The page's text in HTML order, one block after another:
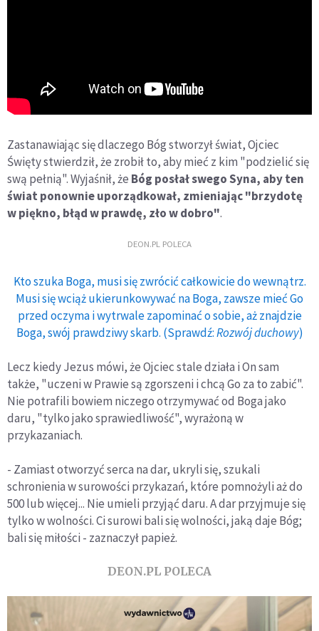
Zastanawiając się dlaczego Bóg stworzył świat, Ojciec
Święty stwierdził, że zrobił to, aby mieć z kim "podzielić się
swą pełnią". Wyjaśnił, że Bóg posłał swego Syna, aby ten
świat ponownie uporządkował, zmieniając "brzydotę
w piękno, błąd w prawdę, zło w dobro".
DEON.PL POLECA
Kto szuka Boga, musi się zwrócić całkowicie do wewnątrz.
Musi się wciąż ukierunkowywać na Boga, zawsze mieć Go
przed oczyma i wytrwale zapominać o sobie, aż znajdzie
Boga, swój prawdziwy skarb. (Sprawdź:Rozwój duchowy)
Lecz kiedy Jezus mówi, że Ojciec stale działa i On sam
także, "uczeni w Prawie są zgorszeni i chcą Go za to zabić".
Nie potrafili bowiem niczego otrzymywać od Boga jako
daru, "tylko jako sprawiedliwość", wyrażoną w
przykazaniach.
- Zamiast otworzyć serca na dar, ukryli się, szukali
schronienia w surowości przykazań, które pomnożyli aż do
500 lub więcej... Nie umieli przyjąć daru. A dar przyjmuje się
tylko w wolności. Ci surowi bali się wolności, jaką daje Bóg;
bali się miłości - zaznaczył papież.
DEON.PL POLECA